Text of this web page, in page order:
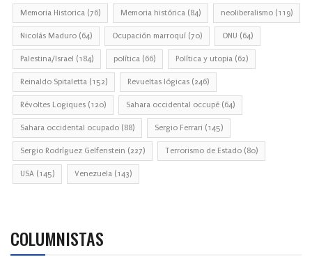
Memoria Historica (76) Memoria histórica (84) neoliberalismo (119)
Nicolás Maduro (64) Ocupación marroquí (70) ONU (64)
Palestina/Israel (184) política (66) Política y utopia (62)
Reinaldo Spitaletta (152) Revueltas lógicas (246)
Révoltes Logiques (120) Sahara occidental occupé (64)
Sahara occidental ocupado (88) Sergio Ferrari (145)
Sergio Rodríguez Gelfenstein (227) Terrorismo de Estado (80)
USA (145) Venezuela (143)
COLUMNISTAS